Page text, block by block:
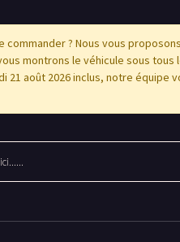
commander ? Nous vous
montrons le véhicule sous
21 août 2026 inclus, notre